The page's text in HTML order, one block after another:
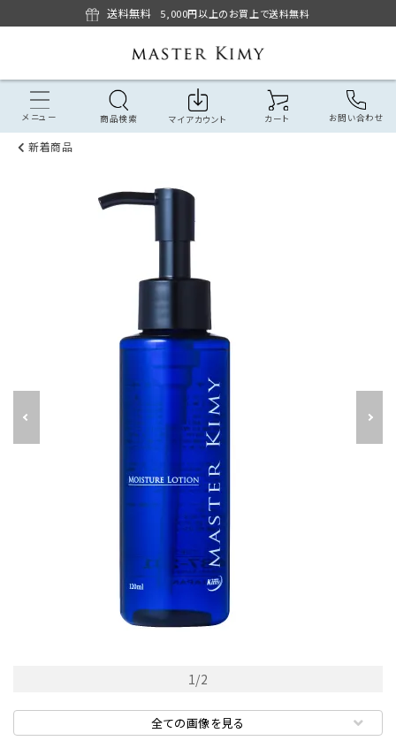
送料無料 5,000円以上のお買上で送料無料
メニュー 商品検索 マイアカウント カート お問い合わせ
新着商品
1 /2
全ての画像を見る